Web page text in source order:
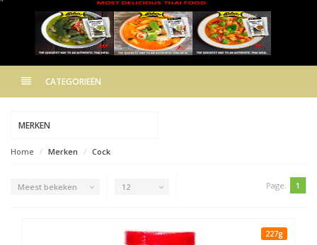
CATEGORIEËN
MERKEN
Home Merken Cock
Meest bekeken 12 Page: 1
227g